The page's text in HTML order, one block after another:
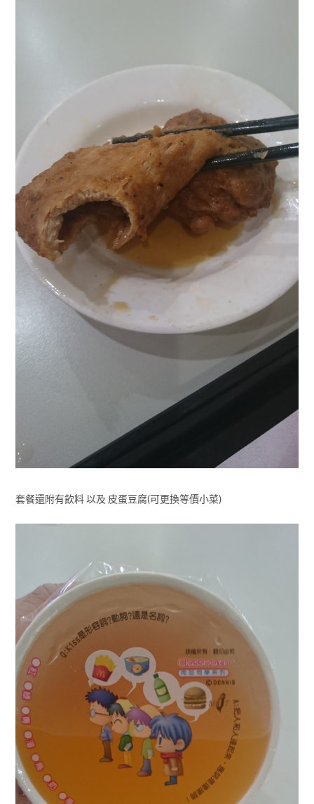
套餐還附有飲料 以及 皮蛋豆腐(可更換等價小菜)